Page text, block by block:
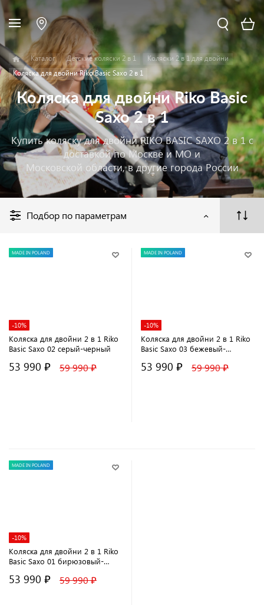
Каталог Детские коляски 2 в 1
Коляски 2 в 1 для двойни
Коляска для двойни Riko Basic Saxo 2 в 1
Коляска для двойни Riko Basic
Saxo 2 в 1
Купить коляску для двойни RIKO BASIC SAXO 2 в 1 с
доставкой по Москве и МО и
Московской области, в другие города России
Подбор по параметрам
MADE IN POLAND
-10%
Коляска для двойни 2 в 1 Riko
Basic Saxo 02 серый-черный
53 990 ₽ 59 990 ₽
MADE IN POLAND
-10%
Коляска для двойни 2 в 1 Riko
Basic Saxo 03 бежевый-
53 990 ₽ 59 990 ₽
MADE IN POLAND
-10%
Коляска для двойни 2 в 1 Riko
Basic Saxo 01 бирюзовый-
53 990 ₽ 59 990 ₽